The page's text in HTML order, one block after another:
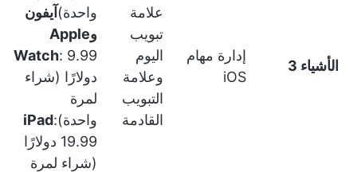
الأشياء 3
إدارة مهام
iOS
علامة
تبويب
اليوم
وعلامة
التبويب
القادمة
واحدة) آيفون
وApple
Watch: 9.99
دولارًا (شراء
لمرة
واحدة) iPad:
19.99 دولارًا
(شراء لمرة